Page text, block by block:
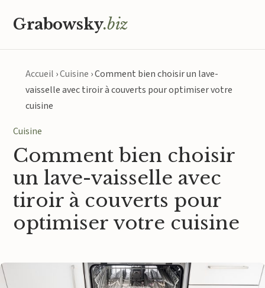
Grabowsky.biz
Accueil ›Cuisine ›Comment bien choisir un lave-
vaisselle avec tiroir à couverts pour optimiser votre
cuisine
Cuisine
Comment bien choisir
un lave-vaisselle avec
tiroir à couverts pour
optimiser votre cuisine